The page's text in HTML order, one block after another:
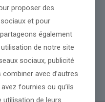
divisé par trois, sortie du
plonge encore de 11,5% en
de son rival Concentrix
proposer des
et pour
également
de notre site
sociaux, publicité
avec d’autres
fournies ou qu’ils
de leurs